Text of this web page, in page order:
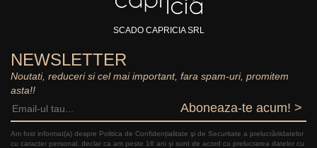
SCADO CAPRICIA SRL
NEWSLETTER
Noutati, reduceri si cel mai important, fara spam-uri, promitem
asta!!
Aboneaza-te acum! >
Am fost informat(a) despre Politica de Confidențialitate şi de Securitate a prelucrăriidatelor
cu caracter personal, declar ca am peste 16 ani și sunt de acord cu prelucrarea datelor cu